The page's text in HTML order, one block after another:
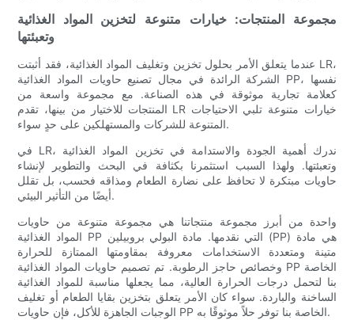
مجموعة المنتجات: خيارات متنوعة لتخزين المواد الغذائية
وتعبئتها
عندما يتعلق الأمر بحلول تخزين وتغليف المواد الغذائية، فقد أثبتت LR،
الشركة الرائدة في مجال تصنيع حاويات المواد الغذائية PP، نفسها
كعلامة تجارية موثوقة في هذه الصناعة. مع مجموعة واسعة من
المنتجات للاختيار من بينها، تقدم LR خيارات متنوعة تلبي الاحتياجات
المتنوعة للشركات والمستهلكين على حدٍ سواء.
في LR، ندرك أهمية الجودة والاستدامة في تخزين المواد الغذائية
وتعبئتها. ولهذا السبب استثمرنا بكثافة في البحث والتطوير لإنشاء
حاويات مبتكرة لا تحافظ على نضارة الطعام ومذاقه فحسب، بل تقلل
أيضًا من التأثير البيئي.
واحدة من أبرز مجموعة منتجاتنا هي مجموعة متنوعة من حاويات
المواد الغذائية PP التي نقدمها. مادة البولي بروبيلين (PP) هي مادة
متينة ومتعددة الاستخدامات معروفة بمقاومتها الممتازة للحرارة
وخصائص حاجز الرطوبة. تم تصميم حاويات المواد الغذائية PP الخاصة
بنا لتحمل درجات الحرارة العالية، مما يجعلها مناسبة للمواد الغذائية
الساخنة والباردة. سواء كان الأمر يتعلق بتخزين بقايا الطعام أو تغليف
الوجبات الجاهزة للأكل، فإن حاويات PP الخاصة بنا توفر حلاً موثوقًا به.